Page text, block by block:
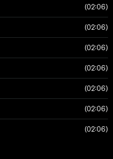
02:06
02:06
02:06
02:06
02:06
02:06
02:06